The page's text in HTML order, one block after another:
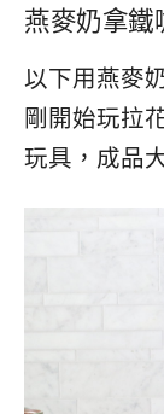
燕麥奶拿鐵
以下用燕麥
剛開始玩拉
玩具，成品